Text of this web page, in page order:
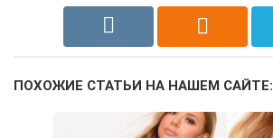
ПОХОЖИЕ СТАТЬИ НА НАШЕМ САЙТЕ: